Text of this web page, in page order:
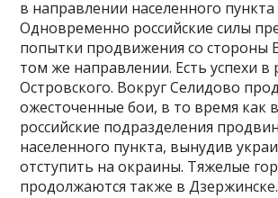
в направлении населенного пункта
Одновременно российские силы
попытки продвижения со стороны
том же направлении. Есть успехи в
Островского. Вокруг Селидово
ожесточенные бои, в то время как
российские подразделения
населенного пункта, вынудив
отступить на окраины. Тяжелые
продолжаются также в Дзержинске.